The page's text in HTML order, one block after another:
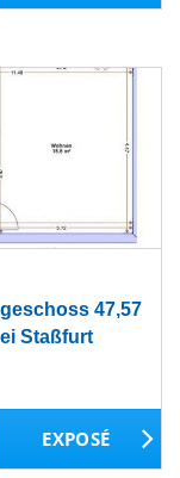
47,57
Staßfurt